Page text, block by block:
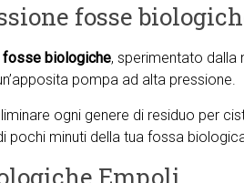
fosse
biologiche, sperimentato dalla
pompa ad alta pressione.
ogni genere di residuo per
pochi minuti della tua fossa
Empoli